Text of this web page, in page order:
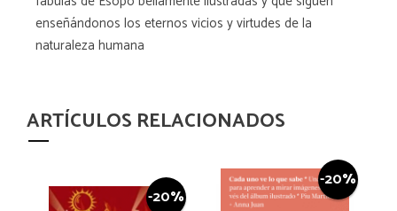
enseñándonos los eternos vicios y virtudes de la
naturaleza humana
ARTÍCULOS RELACIONADOS
-20%
-20%